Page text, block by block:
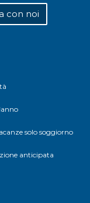
con noi
solo soggiorno
anticipata